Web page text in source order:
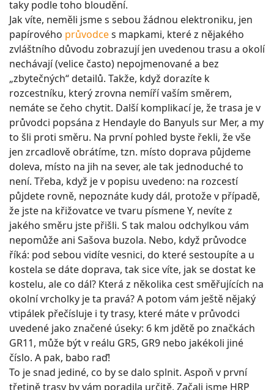
taky podle toho bloudění.
Jak víte, neměli jsme s sebou žádnou elektroniku, jen
papírového průvodces mapkami, které z nějakého
zvláštního důvodu zobrazují jen uvedenou trasu a okolí
nechávají (velice často) nepojmenované a bez
„zbytečných“ detailů. Takže, když dorazíte k
rozcestníku, který zrovna nemíří vaším směrem,
nemáte se čeho chytit. Další komplikací je, že trasa je v
průvodci popsána z Hendayle do Banyuls sur Mer, a my
to šli proti směru. Na první pohled byste řekli, že vše
jen zrcadlově obrátíme, tzn. místo doprava půjdeme
doleva, místo na jih na sever, ale tak jednoduché to
není. Třeba, když je v popisu uvedeno: na rozcestí
půjdete rovně, nepoznáte kudy dál, protože v případě,
že jste na křižovatce ve tvaru písmene Y, nevíte z
jakého směru jste přišli. S tak malou odchylkou vám
nepomůže ani Sašova buzola. Nebo, když průvodce
říká: pod sebou vidíte vesnici, do které sestoupíte a u
kostela se dáte doprava, tak sice víte, jak se dostat ke
kostelu, ale co dál? Která z několika cest směřujících na
okolní vrcholky je ta pravá? A potom vám ještě nějaký
vtipálek přečísluje i ty trasy, které máte v průvodci
uvedené jako značené úseky: 6 km jdětě po značkách
GR11, může být v reálu GR5, GR9 nebo jakékoli jiné
číslo. A pak, babo raď!
To je snad jediné, co by se dalo splnit. Aspoň v první
třetině trasy by vám poradila určitě. Začali jsme HRP